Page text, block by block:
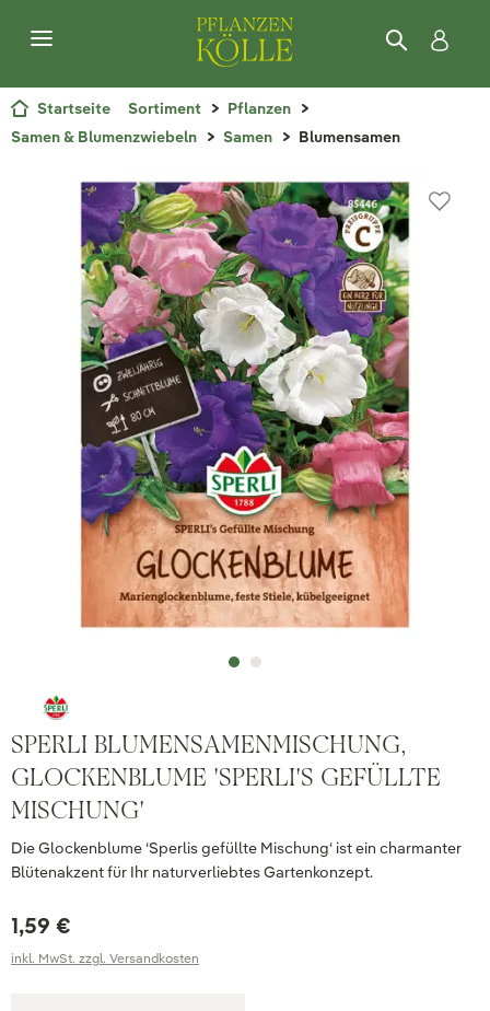
Startseite Sortiment
Pflanzen
Samen & Blumenzwiebeln
Samen Blumensamen
SPERLI BLUMENSAMENMISCHUNG,
GLOCKENBLUME 'SPERLI'S GEFÜLLTE
MISCHUNG'
Die Glockenblume ‘Sperlis gefüllte Mischung‘ ist ein charmanter
Blütenakzent für Ihr naturverliebtes Gartenkonzept.
1,59 €
inkl. MwSt. zzgl. Versandkosten